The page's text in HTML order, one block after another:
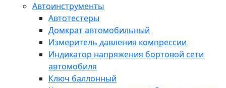
Автоинструменты
Автотестеры
Домкрат автомобильный
Измеритель давления компрессии
Индикатор напряжения бортовой сети
автомобиля
Ключ баллонный